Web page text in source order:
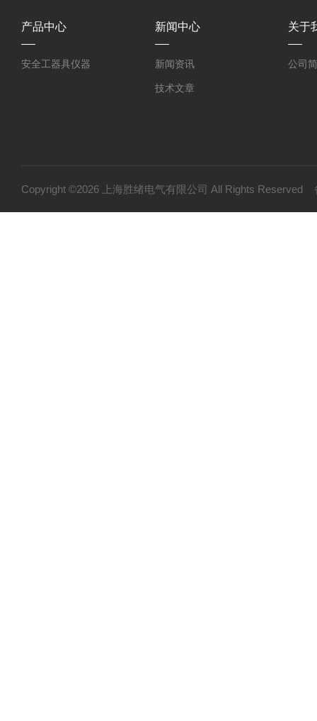
产品中心
安全工器具仪器
新闻中心
新闻资讯
技术文章
关于
公司
Copyright ©2026 上海胜绪电气有限公司 All Rights Reserved